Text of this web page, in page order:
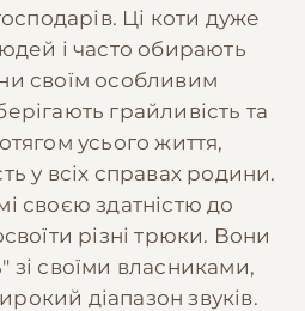
Ці коти дуже
і часто обирають
своїм особливим
грайливість та
усього життя,
у всіх справах родини.
своєю здатністю до
різні трюки. Вони
своїми власниками,
діапазон звуків.